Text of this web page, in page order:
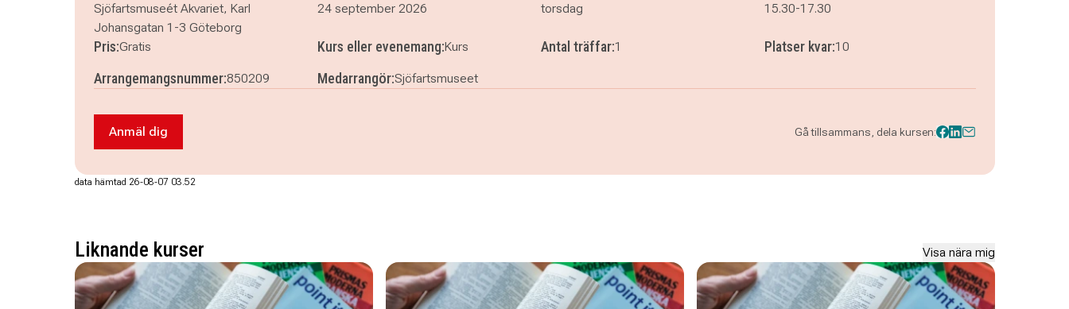
Sjöfartsmuseét Akvariet, Karl
Johansgatan 1-3 Göteborg
24 september 2026 torsdag 15.30-17.30
Pris:Gratis Kurs eller evenemang:Kurs Antal träffar:1 Platser kvar:10
Arrangemangsnummer:850209 Medarrangör:Sjöfartsmuseet
Anmäl dig till Workshop - Makramé på Sjöfartsmuseet Akvariet
Anmäl dig Gå tillsammans, dela kursen:
data hämtad 26-08-07 03.52
Liknande kurser Visa nära mig